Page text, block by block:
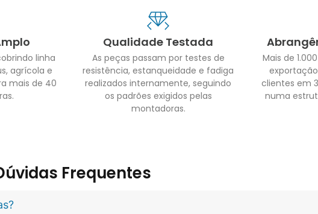
linha
agrícola e
mais de 40
Qualidade Testada
As peças passam por testes de
resistência, estanqueidade e fadiga
realizados internamente, seguindo
os padrões exigidos pelas
montadoras.
Mais de
clientes em
numa
Frequentes